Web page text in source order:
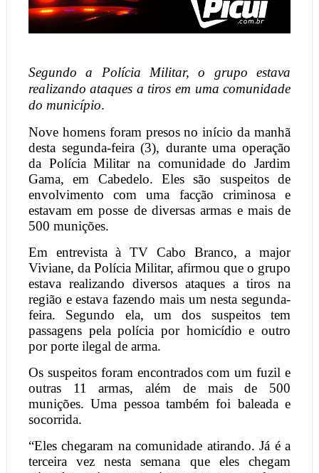
Segundo a Polícia Militar, o grupo estava
realizando ataques a tiros em uma comunidade
do município.
Nove homens foram presos no início da manhã
desta segunda-feira (3), durante uma operação
da Polícia Militar na comunidade do Jardim
Gama, em Cabedelo. Eles são suspeitos de
envolvimento com uma facção criminosa e
estavam em posse de diversas armas e mais de
500 munições.
Em entrevista à TV Cabo Branco, a major
Viviane, da Polícia Militar, afirmou que o grupo
estava realizando diversos ataques a tiros na
região e estava fazendo mais um nesta segunda-
feira. Segundo ela, um dos suspeitos tem
passagens pela polícia por homicídio e outro
por porte ilegal de arma.
Os suspeitos foram encontrados com um fuzil e
outras 11 armas, além de mais de 500
munições. Uma pessoa também foi baleada e
socorrida.
“Eles chegaram na comunidade atirando. Já é a
terceira vez nesta semana que eles chegam